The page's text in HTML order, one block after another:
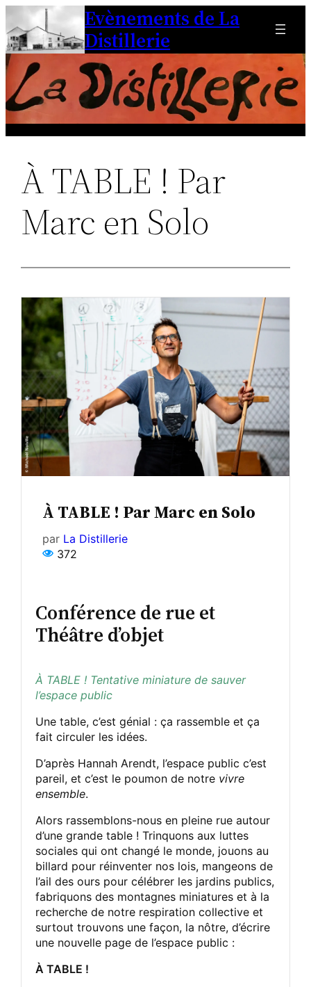
Aller
au
contenu
Evènements de La
Distillerie
À TABLE ! Par
Marc en Solo
À TABLE ! Par Marc en Solo
par La Distillerie
372
Conférence de rue et
Théâtre d’objet
À TABLE ! Tentative miniature de sauver
l’espace public
Une table, c’est génial : ça rassemble et ça
fait circuler les idées.
D’après Hannah Arendt, l’espace public c’est
pareil, et c’est le poumon de notre vivre
ensemble.
Alors rassemblons-nous en pleine rue autour
d’une grande table ! Trinquons aux luttes
sociales qui ont changé le monde, jouons au
billard pour réinventer nos lois, mangeons de
l’ail des ours pour célébrer les jardins publics,
fabriquons des montagnes miniatures et à la
recherche de notre respiration collective et
surtout trouvons une façon, la nôtre, d’écrire
une nouvelle page de l’espace public :
À TABLE !